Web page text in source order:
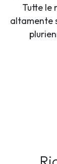
Tutte le
altamente